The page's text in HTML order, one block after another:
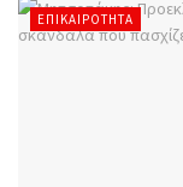
ΕΠΙΚΑΙΡΌΤΗΤΑ